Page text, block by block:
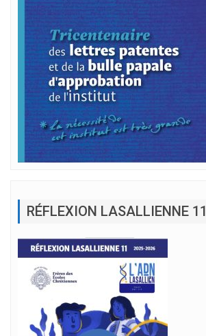
RÉFLEXION LASALLIENNE 11